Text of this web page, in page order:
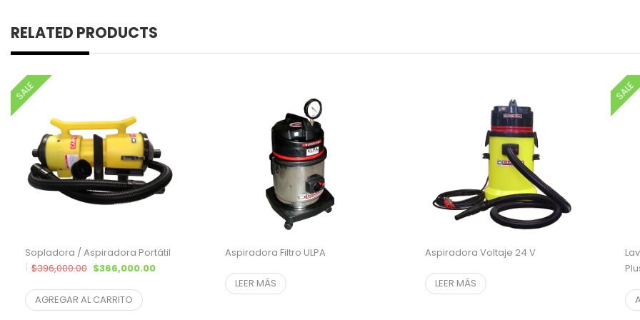
RELATED PRODUCTS
SALE
Sopladora / Aspiradora Portátil
$396,000.00 El precio original era: $396,000.00.
$366,000.00
AGREGAR AL CARRITO
Aspiradora Filtro ULPA
LEER MÁS
Aspiradora Voltaje 24 V
LEER MÁS
SALE
$